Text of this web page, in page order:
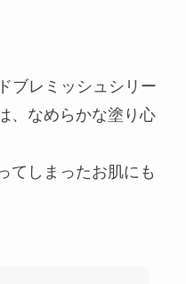
ブレミッシュシリー
、なめらかな塗り心
てしまったお肌にも